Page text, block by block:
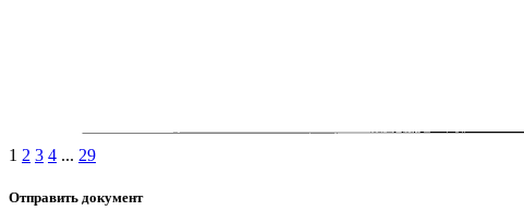
1 2 3 4 ... 29
Отправить документ